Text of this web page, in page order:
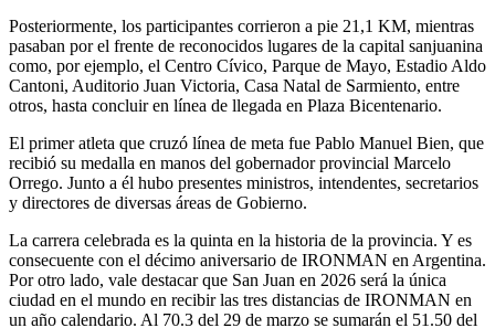
Posteriormente, los participantes corrieron a pie 21,1 KM, mientras
pasaban por el frente de reconocidos lugares de la capital sanjuanina
como, por ejemplo, el Centro Cívico, Parque de Mayo, Estadio Aldo
Cantoni, Auditorio Juan Victoria, Casa Natal de Sarmiento, entre
otros, hasta concluir en línea de llegada en Plaza Bicentenario.
El primer atleta que cruzó línea de meta fue Pablo Manuel Bien, que
recibió su medalla en manos del gobernador provincial Marcelo
Orrego. Junto a él hubo presentes ministros, intendentes, secretarios
y directores de diversas áreas de Gobierno.
La carrera celebrada es la quinta en la historia de la provincia. Y es
consecuente con el décimo aniversario de IRONMAN en Argentina.
Por otro lado, vale destacar que San Juan en 2026 será la única
ciudad en el mundo en recibir las tres distancias de IRONMAN en
un año calendario. Al 70.3 del 29 de marzo se sumarán el 51.50 del